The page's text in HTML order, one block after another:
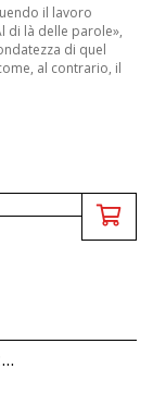
il lavoro
di là delle parole»,
di quel
al contrario, il